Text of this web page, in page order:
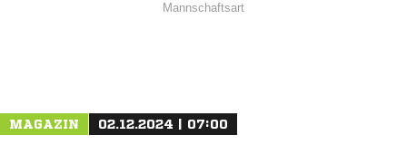
Mannschaftsart
MAGAZIN 02.12.2024 | 07:00